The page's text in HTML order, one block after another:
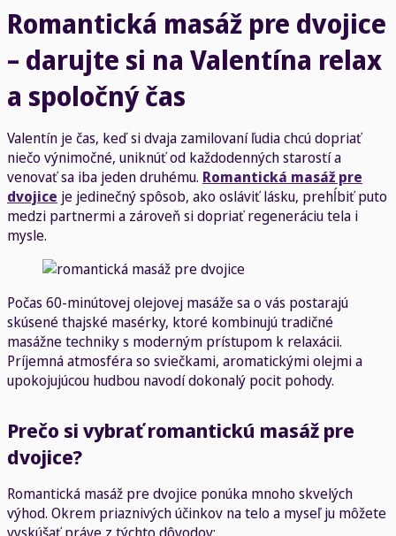
Romantická masáž pre dvojice
– darujte si na Valentína relax
a spoločný čas
Valentín je čas, keď si dvaja zamilovaní ľudia chcú dopriať
niečo výnimočné, uniknúť od každodenných starostí a
venovať sa iba jeden druhému. Romantická masáž pre
dvojice je jedinečný spôsob, ako osláviť lásku, prehĺbiť puto
medzi partnermi a zároveň si dopriať regeneráciu tela i
mysle.
Počas 60-minútovej olejovej masáže sa o vás postarajú
skúsené thajské masérky, ktoré kombinujú tradičné
masážne techniky s moderným prístupom k relaxácii.
Príjemná atmosféra so sviečkami, aromatickými olejmi a
upokojujúcou hudbou navodí dokonalý pocit pohody.
Prečo si vybrať romantickú masáž pre
dvojice?
Romantická masáž pre dvojice ponúka mnoho skvelých
výhod. Okrem priaznivých účinkov na telo a myseľ ju môžete
vyskúšať práve z týchto dôvodov: